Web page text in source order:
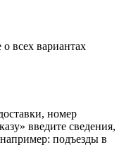
всех вариантах
номер
введите сведения,
подъезды в